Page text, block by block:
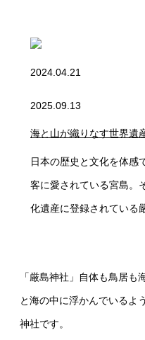
2024.04.21
2025.09.13
海と山が織りなす世界遺
日本の歴史と文化を体感
客に愛されている宮島。
化遺産に登録されている
「厳島神社」自体も鳥居
と海の中に浮かんでいるよ
神社です。